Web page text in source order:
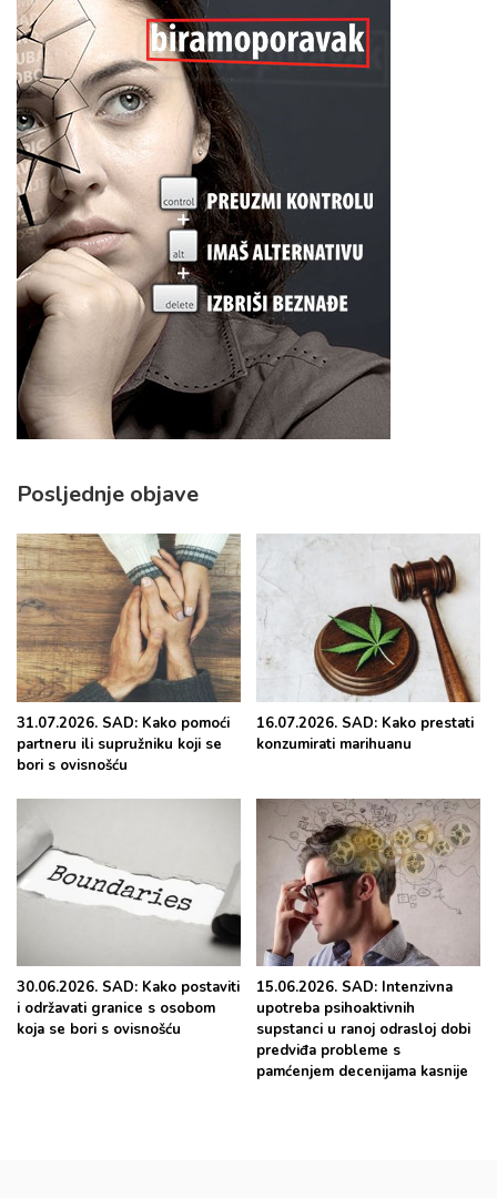
Posljednje objave
31.07.2026. SAD: Kako pomoći
partneru ili supružniku koji se
bori s ovisnošću
16.07.2026. SAD: Kako prestati
konzumirati marihuanu
30.06.2026. SAD: Kako postaviti
i održavati granice s osobom
koja se bori s ovisnošću
15.06.2026. SAD: Intenzivna
upotreba psihoaktivnih
supstanci u ranoj odrasloj dobi
predviđa probleme s
pamćenjem decenijama kasnije